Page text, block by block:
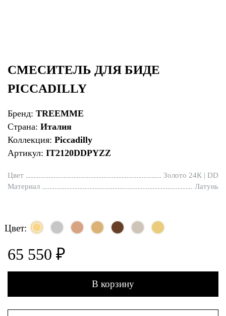
СМЕСИТЕЛЬ ДЛЯ БИДЕ
PICCADILLY
Бренд: TREEMME
Страна: Италия
Коллекция: Piccadilly
Артикул: IT2120DDPYZZ
Цвет
Золото 24К | DD
Материал
Латунь
Цвет:
65 550 ₽
В корзину